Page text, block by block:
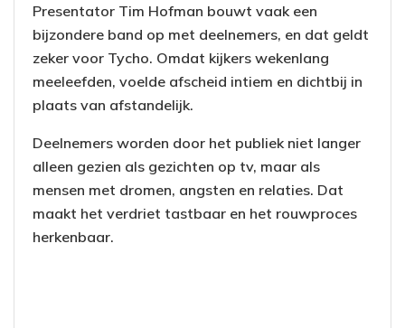
Presentator Tim Hofman bouwt vaak een
bijzondere band op met deelnemers, en dat geldt
zeker voor Tycho. Omdat kijkers wekenlang
meeleefden, voelde afscheid intiem en dichtbij in
plaats van afstandelijk.
Deelnemers worden door het publiek niet langer
alleen gezien als gezichten op tv, maar als
mensen met dromen, angsten en relaties. Dat
maakt het verdriet tastbaar en het rouwproces
herkenbaar.